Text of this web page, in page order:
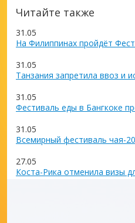
Читайте также
31.05
На Филиппинах пройдёт
31.05
Танзания запретила ввоз и
31.05
Фестиваль еды в Бангкоке
31.05
Всемирный фестиваль чая-
27.05
Коста-Рика отменила визы